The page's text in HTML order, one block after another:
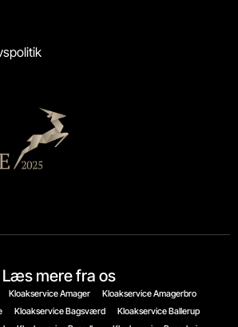
Læs mere fra os
Kloakservice Amager
Kloakservice Amagerbro
Kloakservice Bagsværd
Kloakservice Ballerup